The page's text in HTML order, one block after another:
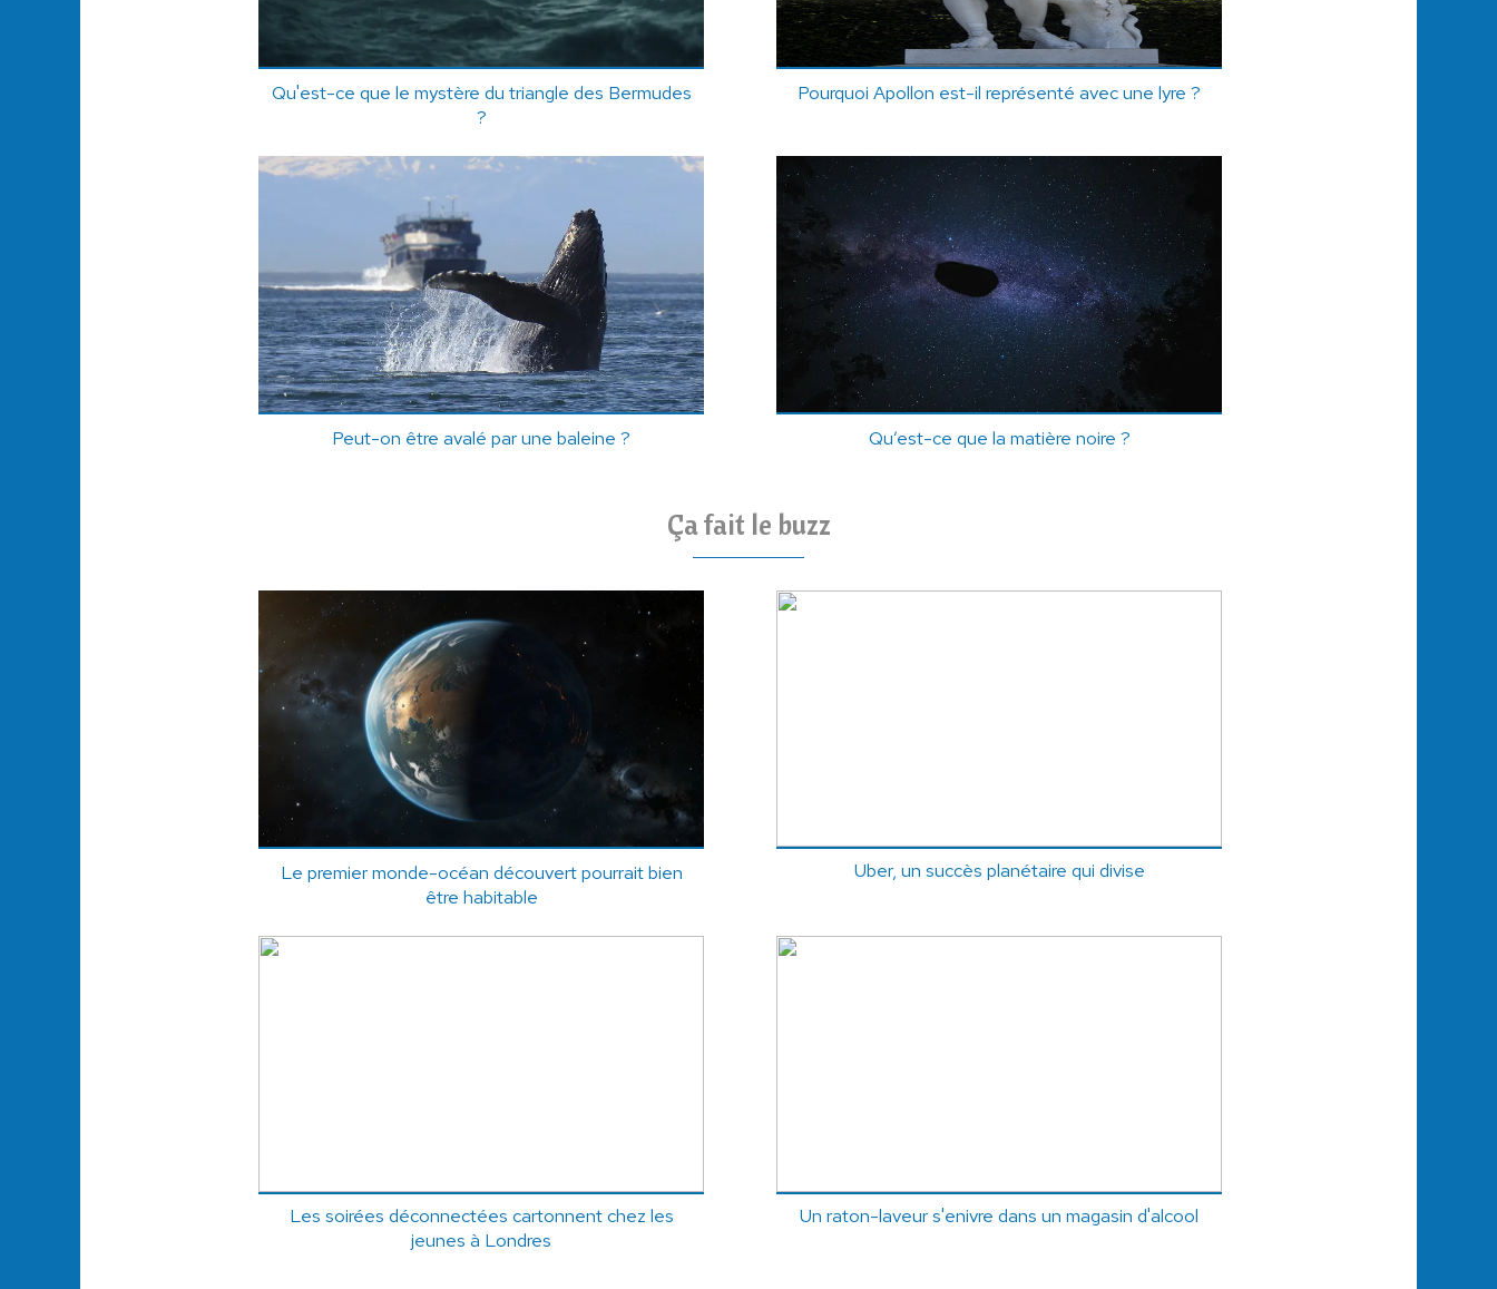
Qu'est-ce que le mystère du triangle des Bermudes
?
Pourquoi Apollon est-il représenté avec une lyre ?
Peut-on être avalé par une baleine ? Qu’est-ce que la matière noire ?
Ça fait le buzz
Le premier monde-océan découvert pourrait bien
être habitable
Uber, un succès planétaire qui divise
Les soirées déconnectées cartonnent chez les
jeunes à Londres
Un raton-laveur s'enivre dans un magasin d'alcool